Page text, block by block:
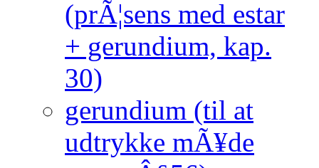
(prÃ¦sens med estar
+ gerundium, kap.
30)
gerundium (til at
udtrykke mÃ¥de